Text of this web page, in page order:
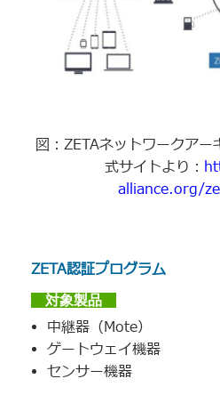
図：ZETAネットワークア
式サイトより：
alliance.org/
ZETA認証プログラム
対象製品
中継器（Mote）
ゲートウェイ機器
センサー機器